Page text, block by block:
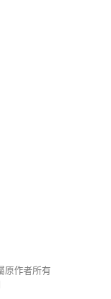
原作者所有